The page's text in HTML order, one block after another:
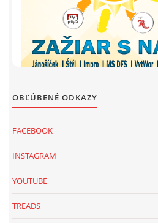
OBĽÚBENÉ ODKAZY
FACEBOOK
INSTAGRAM
YOUTUBE
TREADS